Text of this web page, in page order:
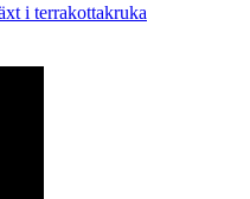
i terrakottakruka